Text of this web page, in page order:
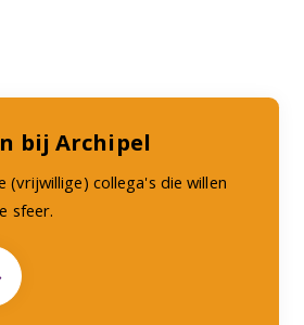
bij Archipel
(vrijwillige) collega's die willen
sfeer.